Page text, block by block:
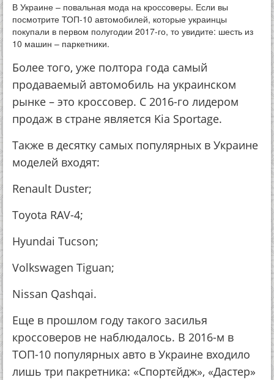
В Украине – повальная мода на кроссоверы. Если вы
посмотрите ТОП-10 автомобилей, которые украинцы
покупали в первом полугодии 2017-го, то увидите: шесть из
10 машин – паркетники.
Более того, уже полтора года самый
продаваемый автомобиль на украинском
рынке – это кроссовер. С 2016-го лидером
продаж в стране является Kia Sportage.
Также в десятку самых популярных в Украине
моделей входят:
Renault Duster;
Toyota RAV-4;
Hyundai Tucson;
Volkswagen Tiguan;
Nissan Qashqai.
Еще в прошлом году такого засилья
кроссоверов не наблюдалось. В 2016-м в
ТОП-10 популярных авто в Украине входило
лишь три пакретника: «Спортєйдж», «Дастер»